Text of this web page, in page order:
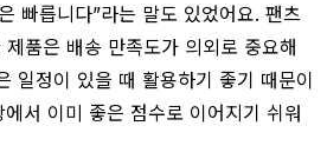
빠릅니다”라는 말도 있었어요. 팬츠
품은 배송 만족도가 의외로 중요해
일정이 있을 때 활용하기 좋기 때문이
서 이미 좋은 점수로 이어지기 쉬워